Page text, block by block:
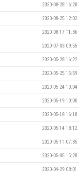
2020-08-28 16:28
2020-08-25 12:02
2020-08-17 11:36
2020-07-03 09:55
2020-05-28 16:22
2020-05-25 15:59
2020-05-24 10:04
2020-05-19 10:00
2020-05-18 16:18
2020-05-14 18:12
2020-05-11 07:35
2020-05-05 15:28
2020-04-29 08:01